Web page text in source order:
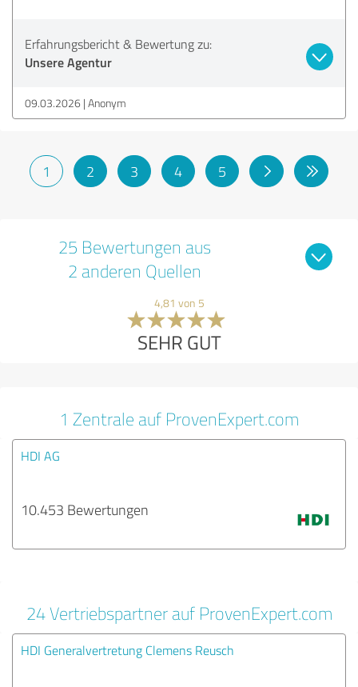
Erfahrungsbericht & Bewertung zu:
Unsere Agentur
09.03.2026 Anonym
1 2 3 4 5
25 Bewertungen aus
2 anderen Quellen
4,81 von 5
SEHR GUT
1 Zentrale auf ProvenExpert.com
HDI AG
10.453 Bewertungen
24 Vertriebspartner auf ProvenExpert.com
HDI Generalvertretung Clemens Reusch